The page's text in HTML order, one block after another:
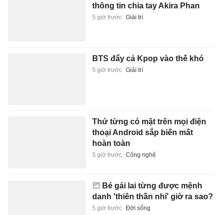
thông tin chia tay Akira Phan
5 giờ trước Giải trí
BTS đẩy cả Kpop vào thế khó
5 giờ trước Giải trí
Thứ từng có mặt trên mọi điện
thoại Android sắp biến mất
hoàn toàn
5 giờ trước Công nghệ
Bé gái lai từng được mệnh
danh 'thiên thần nhí' giờ ra sao?
5 giờ trước Đời sống